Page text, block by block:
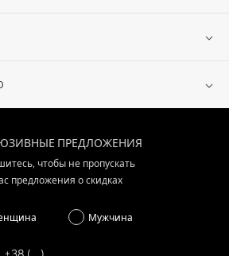
ПРЕДЛОЖЕНИЯ
чтобы не пропускать
предложения о скидках
Мужчина